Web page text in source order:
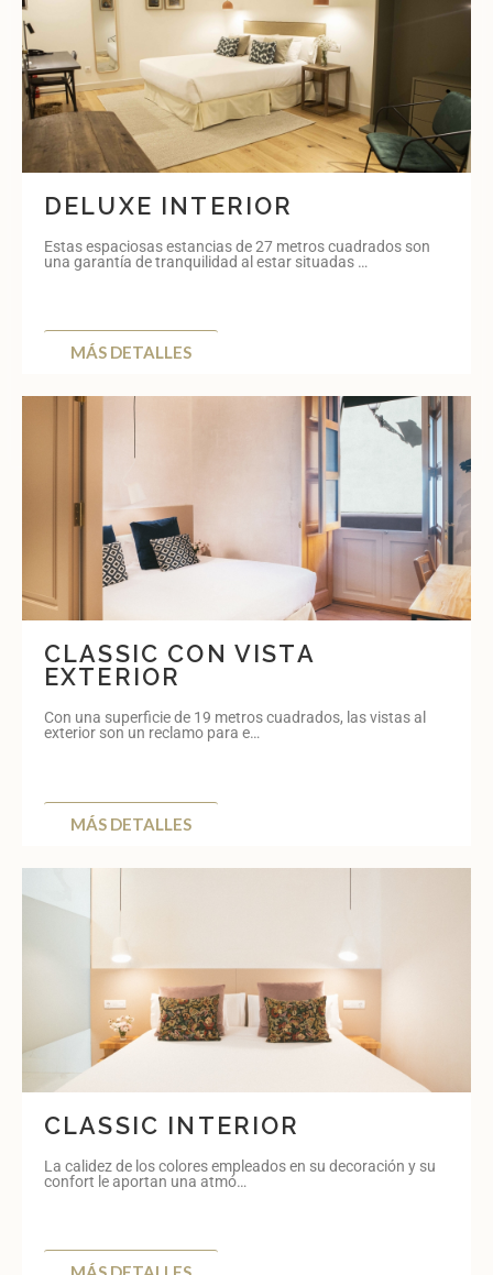
DELUXE INTERIOR
Estas espaciosas estancias de 27 metros cuadrados son
una garantía de tranquilidad al estar situadas …
MÁS DETALLES
CLASSIC CON VISTA
EXTERIOR
Con una superficie de 19 metros cuadrados, las vistas al
exterior son un reclamo para e…
MÁS DETALLES
CLASSIC INTERIOR
La calidez de los colores empleados en su decoración y su
confort le aportan una atmó…